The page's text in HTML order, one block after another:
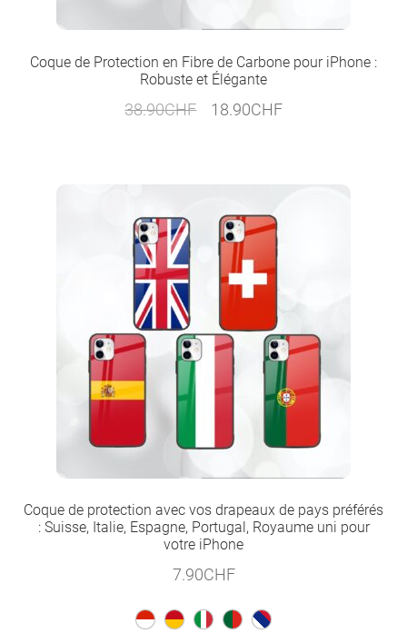
Coque de Protection en Fibre de Carbone pour iPhone :
Robuste et Élégante
38.90CHF
Le
38.90CHF.
18.90CHFLe
Coque de protection avec vos drapeaux de pays préférés
: Suisse, Italie, Espagne, Portugal, Royaume uni pour
votre iPhone
7.90CHF